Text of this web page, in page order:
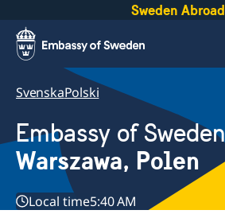
Sweden Abroad
SvenskaPolski
Embassy of Sweden
Warszawa, Polen
Local time5:40 AM